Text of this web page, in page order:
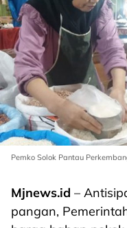
Pemko Solok Pantau
Mjnews.id –
pangan,